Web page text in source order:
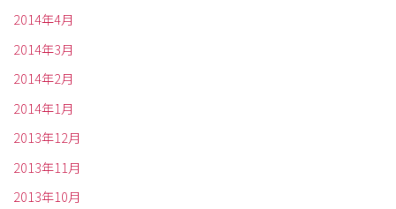
2014年4月
2014年3月
2014年2月
2014年1月
2013年12月
2013年11月
2013年10月